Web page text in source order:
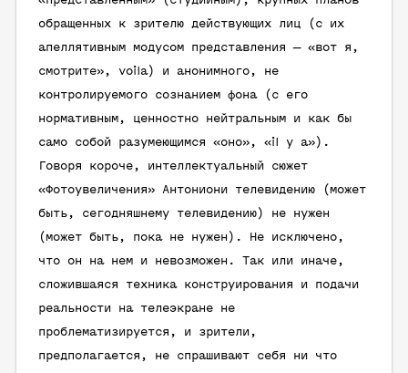
обращенных к зрителю действующих лиц (с их
апеллятивным модусом представления — «вот я,
смотрите», voila) и анонимного, не
контролируемого сознанием фона (с его
нормативным, ценностно нейтральным и как бы
само собой разумеющимся «оно», «il y a»).
Говоря короче, интеллектуальный сюжет
«Фотоувеличения» Антониони телевидению (может
быть, сегодняшнему телевидению) не нужен
(может быть, пока не нужен). Не исключено,
что он на нем и невозможен. Так или иначе,
сложившаяся техника конструирования и подачи
реальности на телеэкране не
проблематизируется, и зрители,
предполагается, не спрашивают себя ни что